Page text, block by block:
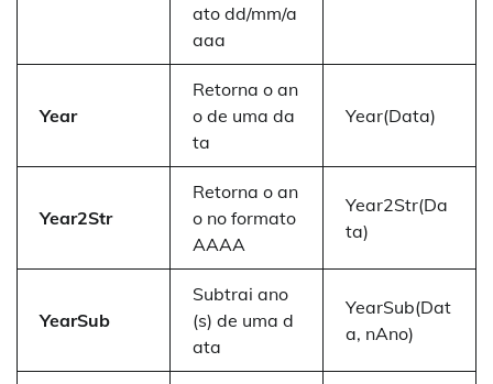
ato dd/mm/a
aaa
Year
Retorna o an
o de uma da
ta
Year(Data)
Year2Str
Retorna o an
o no formato
AAAA
Year2Str(Da
ta)
YearSub
Subtrai ano
(s) de uma d
ata
YearSub(Dat
a, nAno)